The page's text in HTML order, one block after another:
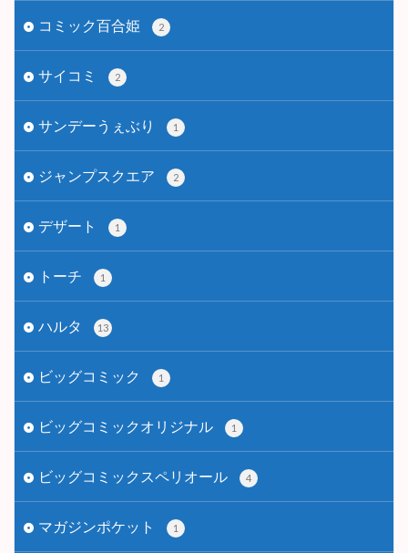
コミック百合姫 2
サイコミ 2
サンデーうぇぶり 1
ジャンプスクエア 2
デザート 1
トーチ 1
ハルタ 13
ビッグコミック 1
ビッグコミックオリジナル 1
ビッグコミックスペリオール 4
マガジンポケット 1